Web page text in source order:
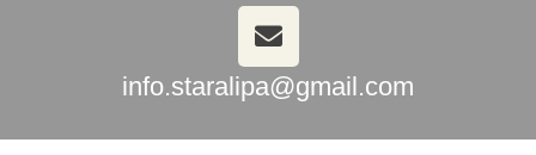
info.staralipa@gmail.com